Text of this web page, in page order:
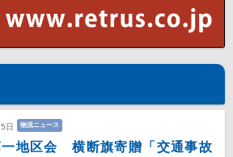
日 物流ニュース
一地区会 横断旗寄贈「交通事故